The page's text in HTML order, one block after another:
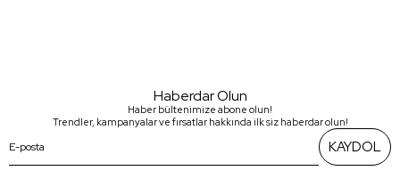
Haberdar Olun
Haber bültenimize abone olun!
Trendler, kampanyalar ve fırsatlar hakkında ilk siz haberdar olun!
KAYDOL